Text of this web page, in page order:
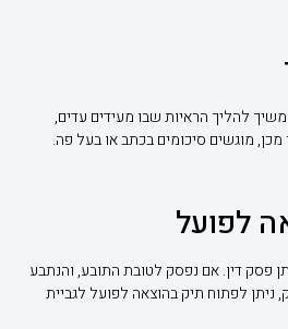
להליך הראיות שבו מעידים עדים,
מכן, מוגשים סיכומים בכתב או בעל פה.
לפועל
פסק דין. אם נפסק לטובת התובע, והנתבע
לפתוח תיק בהוצאה לפועל לגביית